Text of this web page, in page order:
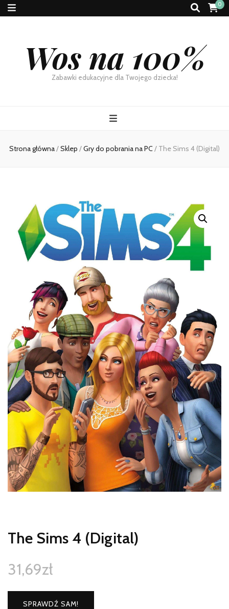
0
Wos na 100%
Zabawki edukacyjne dla Twojego dziecka!
Strona główna/Sklep /Gry do pobrania na PC / The Sims 4 (Digital)
The Sims 4 (Digital)
31,69zł
SPRAWDŹ SAM!